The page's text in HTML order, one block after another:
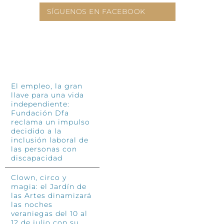
SÍGUENOS EN FACEBOOK
El empleo, la gran
llave para una vida
independiente:
Fundación Dfa
reclama un impulso
decidido a la
inclusión laboral de
las personas con
discapacidad
Clown, circo y
magia: el Jardín de
las Artes dinamizará
las noches
veraniegas del 10 al